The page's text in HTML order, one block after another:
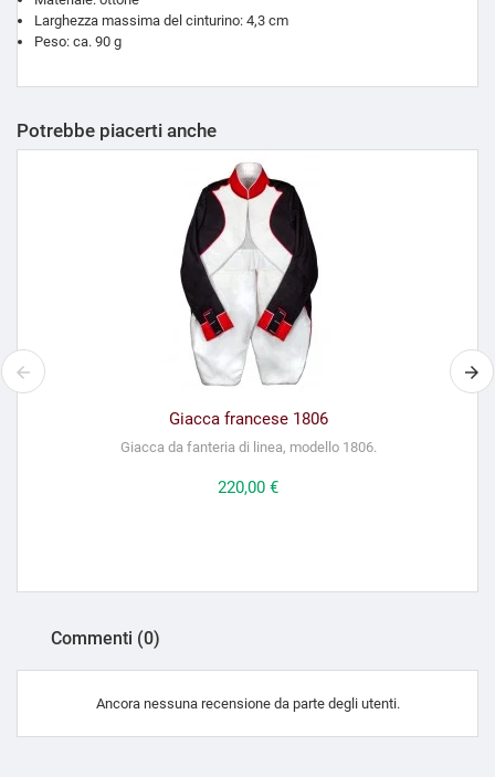
Larghezza massima del cinturino: 4,3 cm
Peso: ca. 90 g
Potrebbe piacerti anche
Giacca francese 1806
Giacca da fanteria di linea, modello 1806.
Prezzo
220,00 €
Commenti (0)
Ancora nessuna recensione da parte degli utenti.